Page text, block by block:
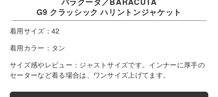
G9 クラッシック ハリントンジャケット
着用サイズ： 42
着用カラー： タン
サイズ感やレビュー： ジャストサイズです。インナーに厚手の
セーターなど着る場合は、ワンサイズ上げてます。